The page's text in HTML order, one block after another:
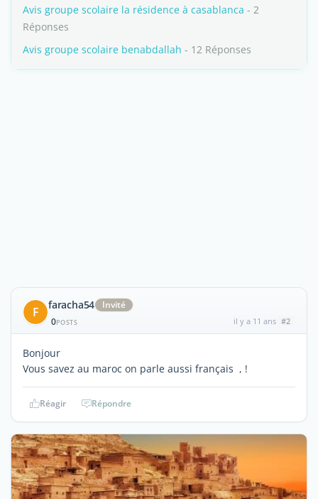
Avis groupe scolaire la résidence à casablanca - 2
Réponses
Avis groupe scolaire benabdallah - 12 Réponses
F faracha54
Invité
0POSTS il y a 11 ans #2
Bonjour
Vous savez au maroc on parle aussi français , !
Réagir Répondre